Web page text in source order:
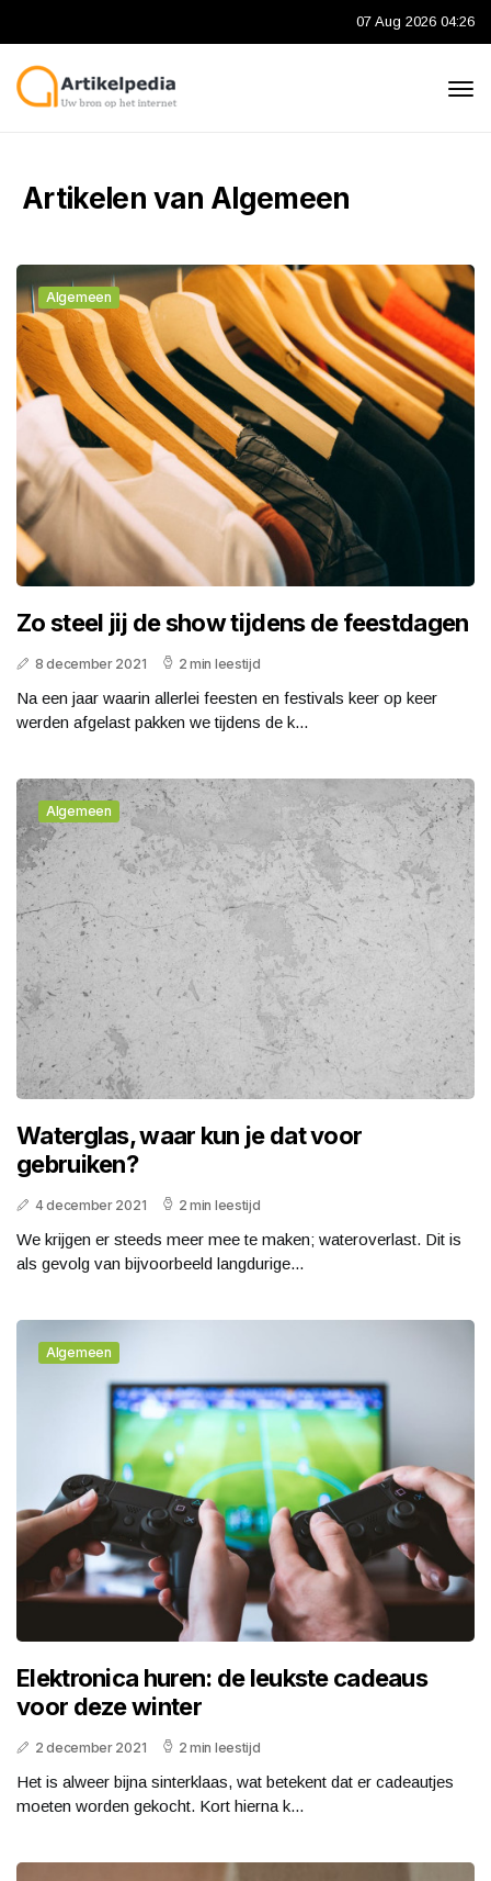
07 Aug 2026 04:26
Artikelen van Algemeen
Algemeen
Zo steel jij de show tijdens de feestdagen
8 december 2021 2 min leestijd
Na een jaar waarin allerlei feesten en festivals keer op keer
werden afgelast pakken we tijdens de k...
Algemeen
Waterglas, waar kun je dat voor
gebruiken?
4 december 2021 2 min leestijd
We krijgen er steeds meer mee te maken; wateroverlast. Dit is
als gevolg van bijvoorbeeld langdurige...
Algemeen
Elektronica huren: de leukste cadeaus
voor deze winter
2 december 2021 2 min leestijd
Het is alweer bijna sinterklaas, wat betekent dat er cadeautjes
moeten worden gekocht. Kort hierna k...